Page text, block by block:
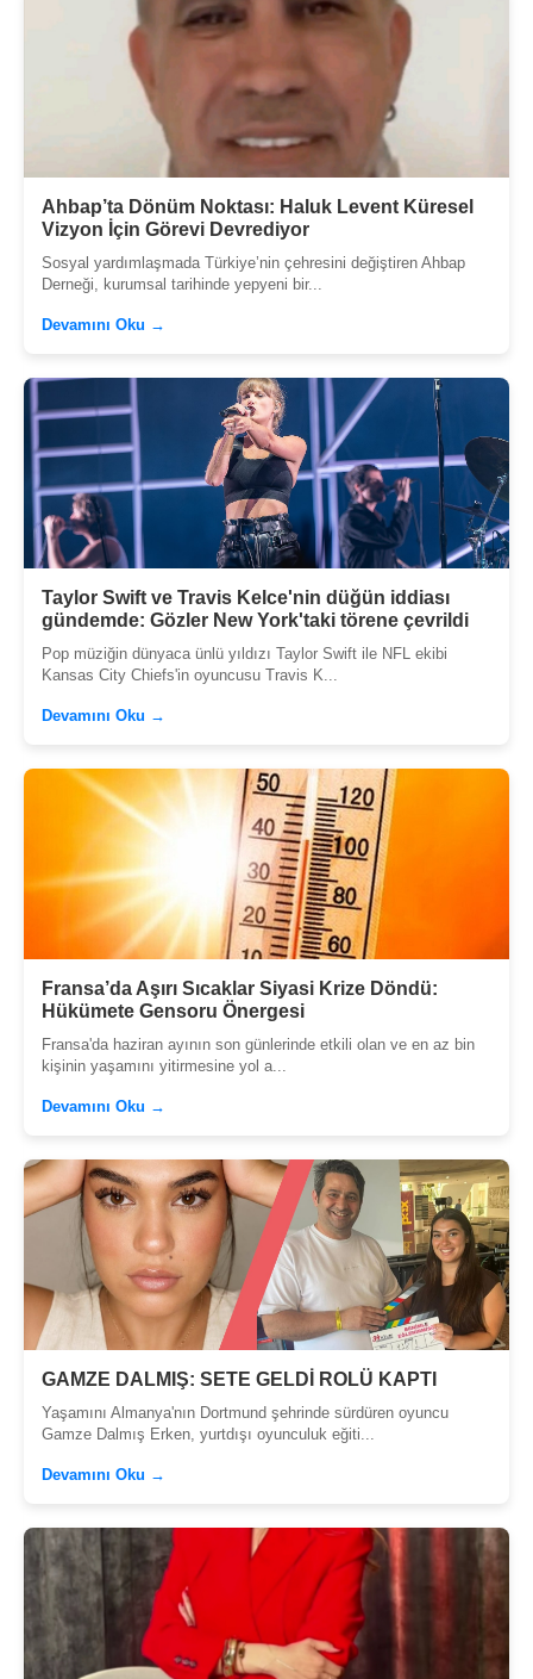
Ahbap’ta Dönüm Noktası: Haluk Levent Küresel
Vizyon İçin Görevi Devrediyor
Sosyal yardımlaşmada Türkiye’nin çehresini değiştiren Ahbap
Derneği, kurumsal tarihinde yepyeni bir...
Devamını Oku →
Taylor Swift ve Travis Kelce'nin düğün iddiası
gündemde: Gözler New York'taki törene çevrildi
Pop müziğin dünyaca ünlü yıldızı Taylor Swift ile NFL ekibi
Kansas City Chiefs'in oyuncusu Travis K...
Devamını Oku →
Fransa’da Aşırı Sıcaklar Siyasi Krize Döndü:
Hükümete Gensoru Önergesi
Fransa'da haziran ayının son günlerinde etkili olan ve en az bin
kişinin yaşamını yitirmesine yol a...
Devamını Oku →
GAMZE DALMIŞ: SETE GELDİ ROLÜ KAPTI
Yaşamını Almanya'nın Dortmund şehrinde sürdüren oyuncu
Gamze Dalmış Erken, yurtdışı oyunculuk eğiti...
Devamını Oku →